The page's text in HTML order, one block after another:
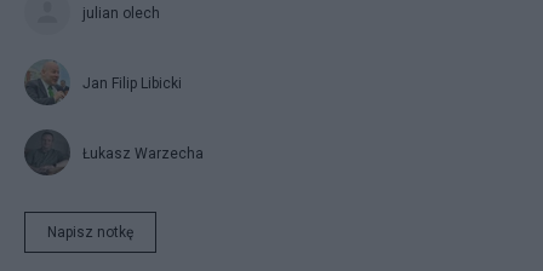
julian olech
Jan Filip Libicki
Łukasz Warzecha
Napisz notkę